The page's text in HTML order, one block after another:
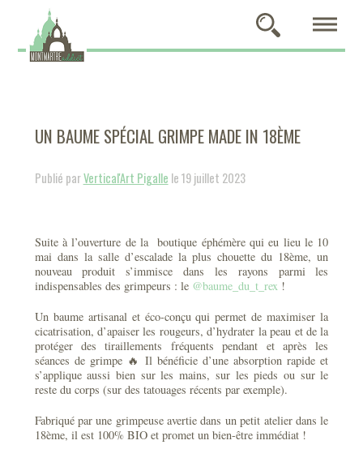
UN BAUME SPÉCIAL GRIMPE MADE IN 18ÈME
Publié parVertical'Art Pigalle le 19 juillet 2023
Suite à l’ouverture de la boutique éphémère qui eu lieu le 10
mai dans la salle d’escalade la plus chouette du 18ème, un
nouveau produit s’immisce dans les rayons parmi les
indispensables des grimpeurs : le @baume_du_t_rex!
Un baume artisanal et éco-conçu qui permet de maximiser la
cicatrisation, d’apaiser les rougeurs, d’hydrater la peau et de la
protéger des tiraillements fréquents pendant et après les
séances de grimpe 🔥 Il bénéficie d’une absorption rapide et
s’applique aussi bien sur les mains, sur les pieds ou sur le
reste du corps (sur des tatouages récents par exemple).
Fabriqué par une grimpeuse avertie dans un petit atelier dans le
18ème, il est 100% BIO et promet un bien-être immédiat !